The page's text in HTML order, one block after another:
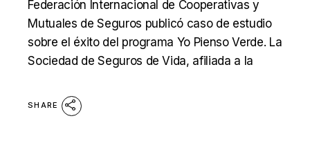
Federación Internacional de Cooperativas y
Mutuales de Seguros publicó caso de estudio
sobre el éxito del programa Yo Pienso Verde. La
Sociedad de Seguros de Vida, afiliada a la
SHARE